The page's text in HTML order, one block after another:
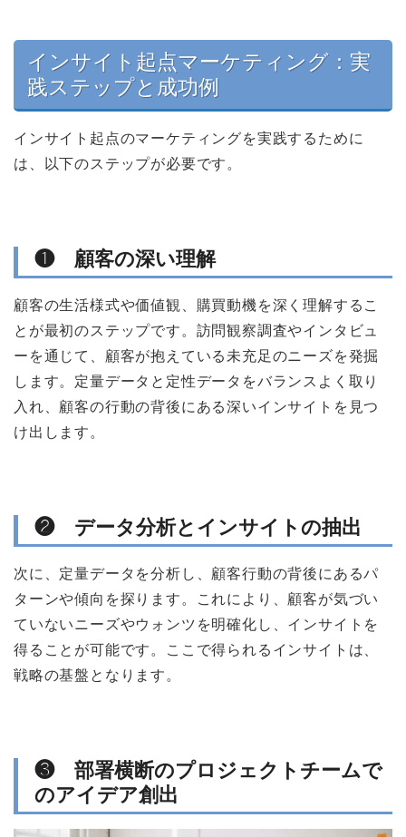
インサイト起点マーケティング：実
践ステップと成功例
インサイト起点のマーケティングを実践するために
は、以下のステップが必要です。
❶ 顧客の深い理解
顧客の生活様式や価値観、購買動機を深く理解するこ
とが最初のステップです。訪問観察調査やインタビュ
ーを通じて、顧客が抱えている未充足のニーズを発掘
します。定量データと定性データをバランスよく取り
入れ、顧客の行動の背後にある深いインサイトを見つ
け出します。
❷ データ分析とインサイトの抽出
次に、定量データを分析し、顧客行動の背後にあるパ
ターンや傾向を探ります。これにより、顧客が気づい
ていないニーズやウォンツを明確化し、インサイトを
得ることが可能です。ここで得られるインサイトは、
戦略の基盤となります。
❸ 部署横断のプロジェクトチームで
のアイデア創出